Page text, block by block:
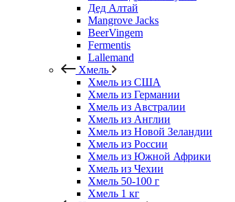
Дед Алтай
Mangrove Jacks
BeerVingem
Fermentis
Lallemand
Хмель
Хмель из США
Хмель из Германии
Хмель из Австралии
Хмель из Англии
Хмель из Новой Зеландии
Хмель из России
Хмель из Южной Африки
Хмель из Чехии
Хмель 50-100 г
Хмель 1 кг